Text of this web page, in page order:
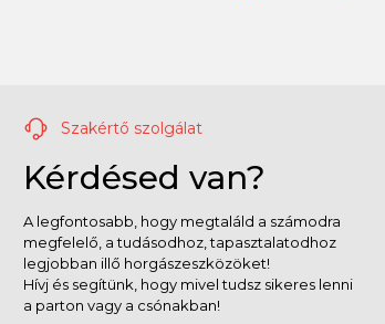
Szakértő szolgálat
Kérdésed van?
A legfontosabb, hogy megtaláld a számodra
megfelelő, a tudásodhoz, tapasztalatodhoz
legjobban illő horgászeszközöket!
Hívj és segítünk, hogy mivel tudsz sikeres lenni
a parton vagy a csónakban!